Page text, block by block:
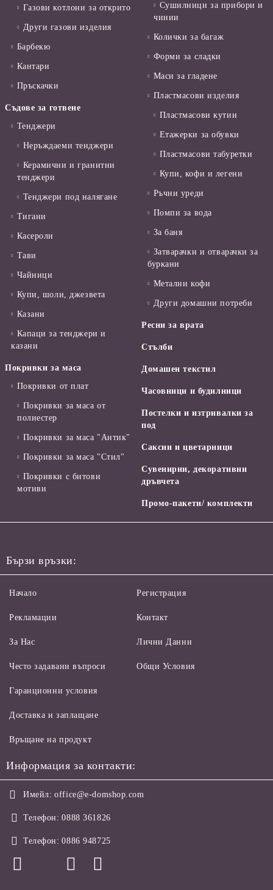
Газови котлони за открито
Други газови изделия
Барбекю
Кантари
Пръскачки
Съдове за готвене
Тенджери
Неръждаеми тенджери
Керамични и гранитни
тенджери
Тенджери под налягане
Тигани
Касероли
Тави
Чайници
Купи, шоли, джезвета
Казани
Капаци за тенджери и
казани
Покривки за маса
Покривки от плат
Покривки за маса от
полиестер
Покривки за маса "Антик"
Покривки за маса "Стил"
Покривки с битови
мотиви
Сушилници за прибори и
чинии
Колички за багаж
Форми за сладки
Маси за гладене
Пластмасови изделия
Пластмасови кутии
Етажерки за обувки
Пластмасови табуретки
Купи, кофи и легени
Ръчни уреди
Помпи за вода
За баня
Затварачки и отварачки за
буркани
Метални кофи
Други домашни потреби
Ресни за врата
Стълби
Домашен текстил
Часовници и будилници
Постелки и изтривалки за
под
Саксии и цветарници
Сувенирни, декоративни
дръвчета
Промо-пакети/ комплекти
Бързи връзки:
Начало
Рекламации
За Нас
Често задавани въпроси
Регистрация
Контакт
Лични Данни
Общи Условия
Гаранционни условия
Доставка и заплащане
Връщане на продукт
Информация за контакти:
Имейл: office@e-domshop.com
Телефон: 0888 361826
Телефон: 0886 948725